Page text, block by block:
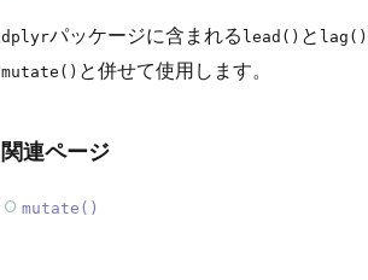
dplyrパッケージに含まれる lead() と lag()
mutate() と併せて使用します。
関連ページ
mutate()